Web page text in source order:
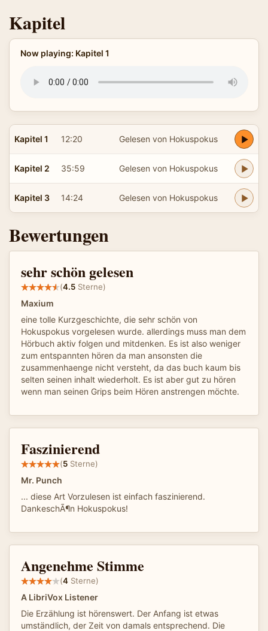
Kapitel
Now playing: Kapitel 1
Kapitel 1 12:20 Gelesen von Hokuspokus
Kapitel 2 35:59 Gelesen von Hokuspokus
Kapitel 3 14:24 Gelesen von Hokuspokus
Bewertungen
sehr schön gelesen
(4.5 Sterne)
Maxium
eine tolle Kurzgeschichte, die sehr schön von
Hokuspokus vorgelesen wurde. allerdings muss man dem
Hörbuch aktiv folgen und mitdenken. Es ist also weniger
zum entspannten hören da man ansonsten die
zusammenhaenge nicht versteht, da das buch kaum bis
selten seinen inhalt wiederholt. Es ist aber gut zu hören
wenn man seinen Grips beim Hören anstrengen möchte.
Faszinierend
(5 Sterne)
Mr. Punch
... diese Art Vorzulesen ist einfach faszinierend.
DankeschÃ¶n Hokuspokus!
Angenehme Stimme
(4 Sterne)
A LibriVox Listener
Die Erzählung ist hörenswert. Der Anfang ist etwas
umständlich, der Zeit von damals entsprechend. Die